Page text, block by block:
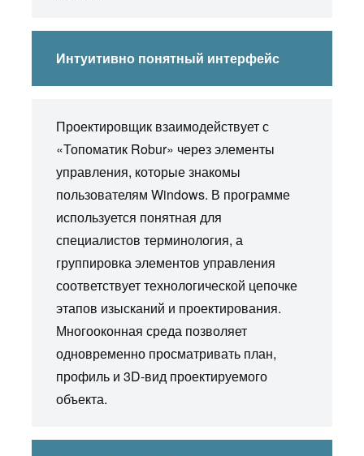
Интуитивно понятный интерфейс
Проектировщик взаимодействует с
«Топоматик Robur» через элементы
управления, которые знакомы
пользователям Windows. В программе
используется понятная для
специалистов терминология, а
группировка элементов управления
соответствует технологической цепочке
этапов изысканий и проектирования.
Многооконная среда позволяет
одновременно просматривать план,
профиль и 3D-вид проектируемого
объекта.